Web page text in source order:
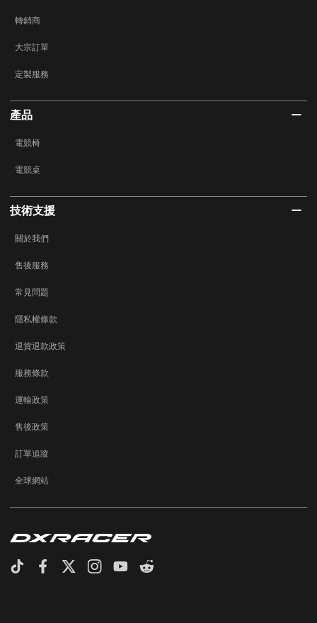
轉銷商
大宗訂單
定製服務
產品
電競椅
電競桌
技術支援
關於我們
售後服務
常見問題
隱私權條款
退貨退款政策
服務條款
運輸政策
售後政策
訂單追蹤
全球網站